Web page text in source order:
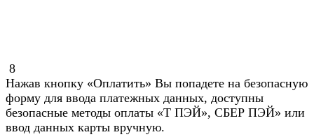
8
Нажав кнопку «Оплатить» Вы попадете на безопасную
форму для ввода платежных данных, доступны
безопасные методы оплаты «Т ПЭЙ», СБЕР ПЭЙ» или
ввод данных карты вручную.